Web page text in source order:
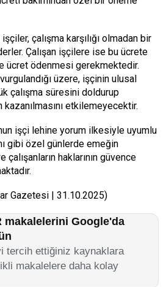
çalışma karşılığı olmadan bir
Çalışan işçilere ise bu ücrete
ücret ödenmesi gerekmektedir.
üzere, işçinin ulusal
çalışma süresini doldurup
kazanılmasını etkilemeyecektir.
işçi lehine yorum ilkesiyle uyumlu
gibi özel günlerde emeğin
çalışanların haklarının güvence
Gazetesi | 31.10.2025)
makalelerini Google'da
tercih ettiğiniz kaynaklara
makalelere daha kolay